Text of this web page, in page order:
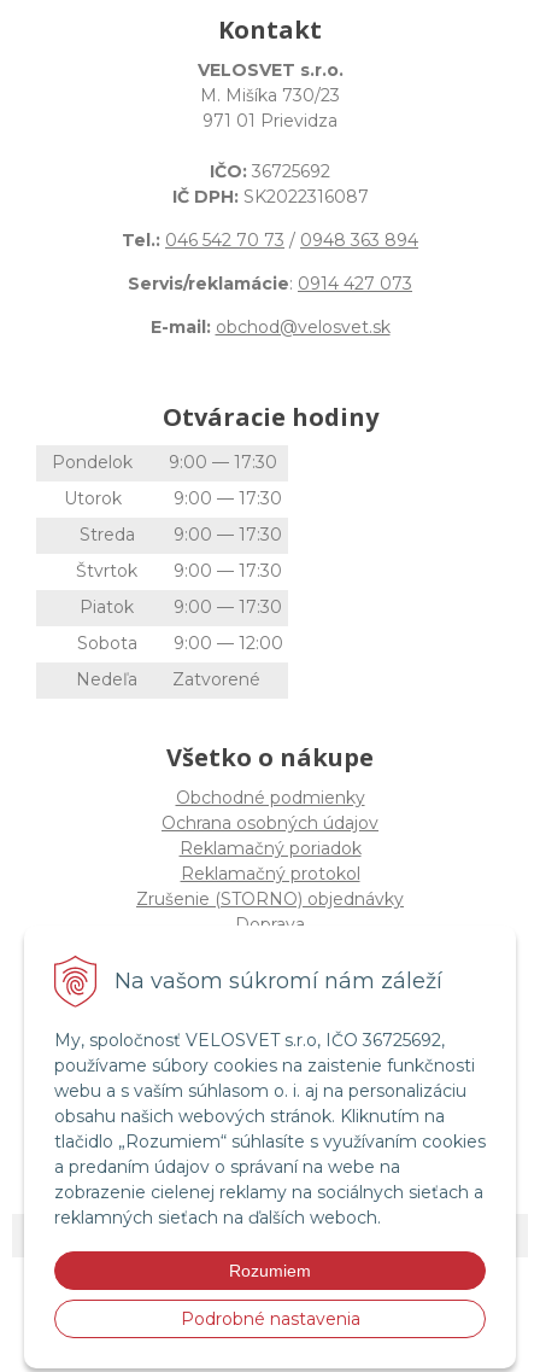
Na vašom súkromí nám záleží
My, spoločnosť VELOSVET s.r.o, IČO 36725692,
používame súbory cookies na zaistenie funkčnosti
webu a s vaším súhlasom o. i. aj na personalizáciu
obsahu našich webových stránok. Kliknutím na
tlačidlo „Rozumiem“ súhlasíte s využívaním cookies
a predaním údajov o správaní na webe na
zobrazenie cielenej reklamy na sociálnych sieťach a
reklamných sieťach na ďalších weboch.
Rozumiem
Podrobné nastavenia
Kontakt
VELOSVET s.r.o.
M. Mišíka 730/23
971 01 Prievidza
IČO: 36725692
IČ DPH: SK2022316087
Tel.: 046 542 70 73 / 0948 363 894
Servis/reklamácie: 0914 427 073
E-mail: obchod@velosvet.sk
Otváracie hodiny
Pondelok
9:00 — 17:30
Utorok
9:00 — 17:30
Streda
9:00 — 17:30
Štvrtok
9:00 — 17:30
Piatok
9:00 — 17:30
Sobota
9:00 — 12:00
Nedeľa
Zatvorené
Všetko o nákupe
Obchodné podmienky
Ochrana osobných údajov
Reklamačný poriadok
Reklamačný protokol
Zrušenie (STORNO) objednávky
Doprava
Štatút súťaže "Vianoce 2025"
Servis a služby
Servis bicyklov a elektrobicyklov
Retül Bike Fit
Instagram Velosvet
Facebook Velosvet